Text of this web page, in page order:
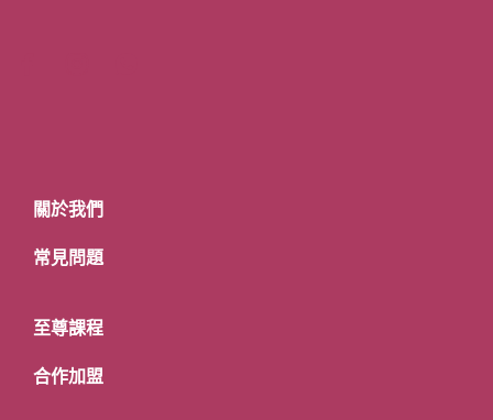
關於我們
常見問題
至尊課程
合作加盟